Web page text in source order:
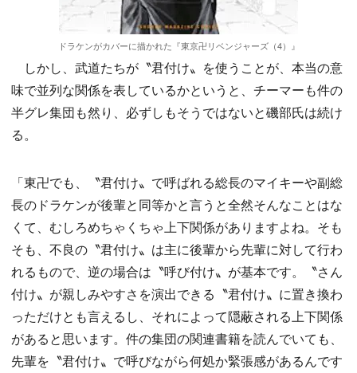
ドラケンがカバーに描かれた『東京卍リベンジャーズ（4）』
しかし、武道たちが〝君付け〟を使うことが、本当の意
味で並列な関係を表しているかというと、チーマーも件の
半グレ集団も然り、必ずしもそうではないと磯部氏は続け
る。
「東卍でも、〝君付け〟で呼ばれる総長のマイキーや副総
長のドラケンが後輩と同等かと言うと全然そんなことはな
くて、むしろめちゃくちゃ上下関係がありますよね。そも
そも、不良の〝君付け〟は主に後輩から先輩に対して行わ
れるもので、逆の場合は〝呼び付け〟が基本です。〝さん
付け〟が親しみやすさを演出できる〝君付け〟に置き換わ
っただけとも言えるし、それによって隠蔽される上下関係
があると思います。件の集団の関連書籍を読んでいても、
先輩を〝君付け〟で呼びながら何処か緊張感があるんです